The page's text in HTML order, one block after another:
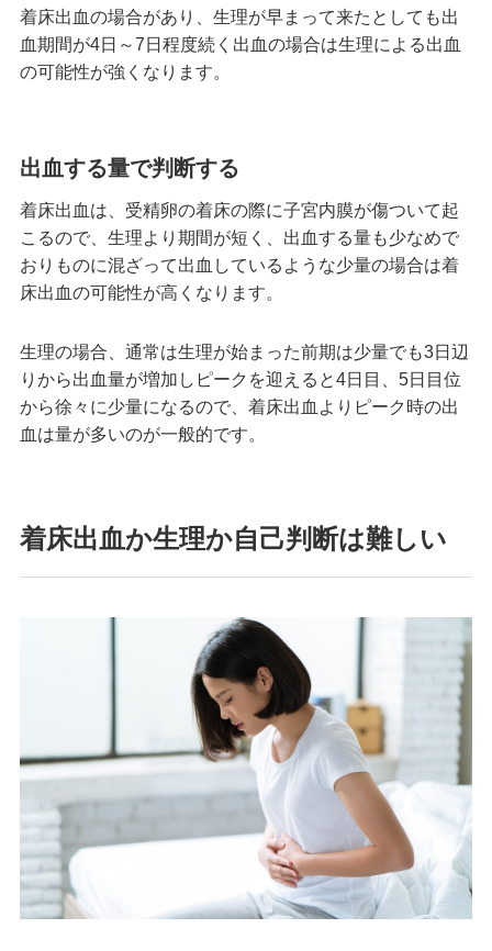
着床出血の場合があり、生理が早まって来たとしても出
血期間が4日～7日程度続く出血の場合は生理による出血
の可能性が強くなります。
出血する量で判断する
着床出血は、受精卵の着床の際に子宮内膜が傷ついて起
こるので、生理より期間が短く、出血する量も少なめで
おりものに混ざって出血しているような少量の場合は着
床出血の可能性が高くなります。
生理の場合、通常は生理が始まった前期は少量でも3日辺
りから出血量が増加しピークを迎えると4日目、5日目位
から徐々に少量になるので、着床出血よりピーク時の出
血は量が多いのが一般的です。
着床出血か生理か自己判断は難しい